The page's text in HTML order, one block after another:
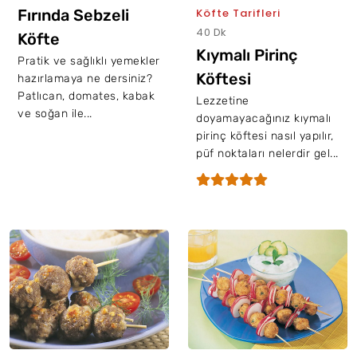
Fırında Sebzeli
Köfte
Pratik ve sağlıklı yemekler
hazırlamaya ne dersiniz?
Patlıcan, domates, kabak
ve soğan ile...
Köfte Tarifleri
40 Dk
Kıymalı Pirinç
Köftesi
Lezzetine
doyamayacağınız kıymalı
pirinç köftesi nasıl yapılır,
püf noktaları nelerdir gel...